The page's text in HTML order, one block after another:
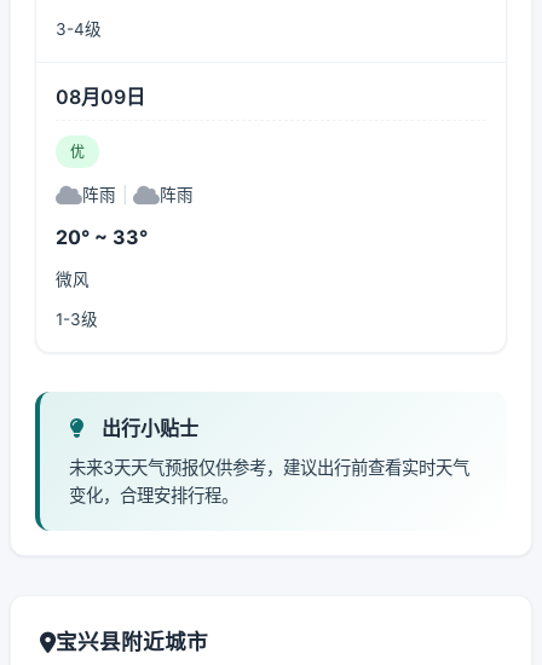
3-4级
08月09日
优
阵雨 阵雨
20° ~ 33°
微风
1-3级
出行小贴士
未来3天天气预报仅供参考，建议出行前查看实时天气
变化，合理安排行程。
宝兴县附近城市